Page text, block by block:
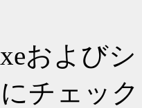
および
チェッ